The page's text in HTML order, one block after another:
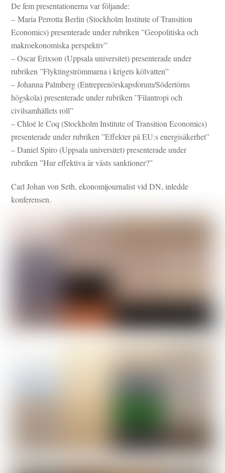
De fem presentationerna var följande:
– Maria Perrotta Berlin (Stockholm Institute of Transition
Economics) presenterade under rubriken ”Geopolitiska och
makroekonomiska perspektiv”
– Oscar Erixson (Uppsala universitet) presenterade under
rubriken ”Flyktingströmmarna i krigets kölvatten”
– Johanna Palmberg (Entreprenörskapsforum/Södertörns
högskola) presenterade under rubriken ”Filantropi och
civilsamhällets roll”
– Chloé le Coq (Stockholm Institute of Transition Economics)
presenterade under rubriken ”Effekter på EU:s energisäkerhet”
– Daniel Spiro (Uppsala universitet) presenterade under
rubriken ”Hur effektiva är västs sanktioner?”
Carl Johan von Seth, ekonomijournalist vid DN, inledde
konferensen.